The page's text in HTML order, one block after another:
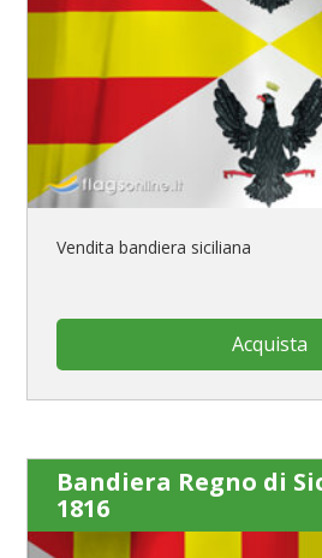
Vendita bandiera siciliana
Acquista
Bandiera Regno di
1816